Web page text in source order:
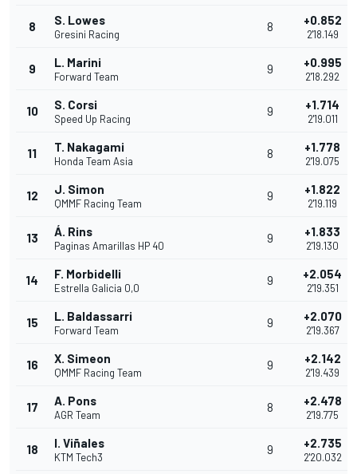
8 S. Lowes
Gresini Racing
8 +0.852
2'18.149
9 L. Marini
Forward Team
9 +0.995
2'18.292
10 S. Corsi
Speed Up Racing
9 +1.714
2'19.011
11 T. Nakagami
Honda Team Asia
8 +1.778
2'19.075
12 J. Simon
QMMF Racing Team
9 +1.822
2'19.119
13 Á. Rins
Paginas Amarillas HP 40
9 +1.833
2'19.130
14 F. Morbidelli
Estrella Galicia 0,0
9 +2.054
2'19.351
15 L. Baldassarri
Forward Team
9 +2.070
2'19.367
16 X. Simeon
QMMF Racing Team
9 +2.142
2'19.439
17 A. Pons
AGR Team
8 +2.478
2'19.775
18 I. Viñales
KTM Tech3
9 +2.735
2'20.032